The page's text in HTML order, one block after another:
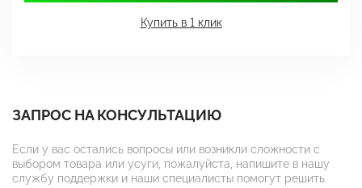
Купить в 1 клик
ЗАПРОС НА КОНСУЛЬТАЦИЮ
Если у вас остались вопросы или возникли сложности с
выбором товара или усуги, пожалуйста, напишите в нашу
службу поддержки и наши специалисты помогут решить